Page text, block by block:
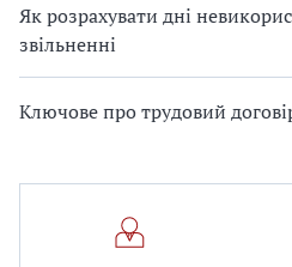
Як розрахувати дні
звільненні
Ключове про трудовий